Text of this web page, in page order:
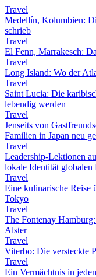
Travel
Medellín, Kolumbien:
schrieb
Travel
El Fenn, Marrakesch:
Travel
Long Island: Wo der
Travel
Saint Lucia: Die
lebendig werden
Travel
Jenseits von
Familien in Japan neu
Travel
Leadership-Lektionen
lokale Identität globalen
Travel
Eine kulinarische Reise
Tokyo
Travel
The Fontenay
Alster
Travel
Viterbo: Die versteckte
Travel
Ein Vermächtnis in